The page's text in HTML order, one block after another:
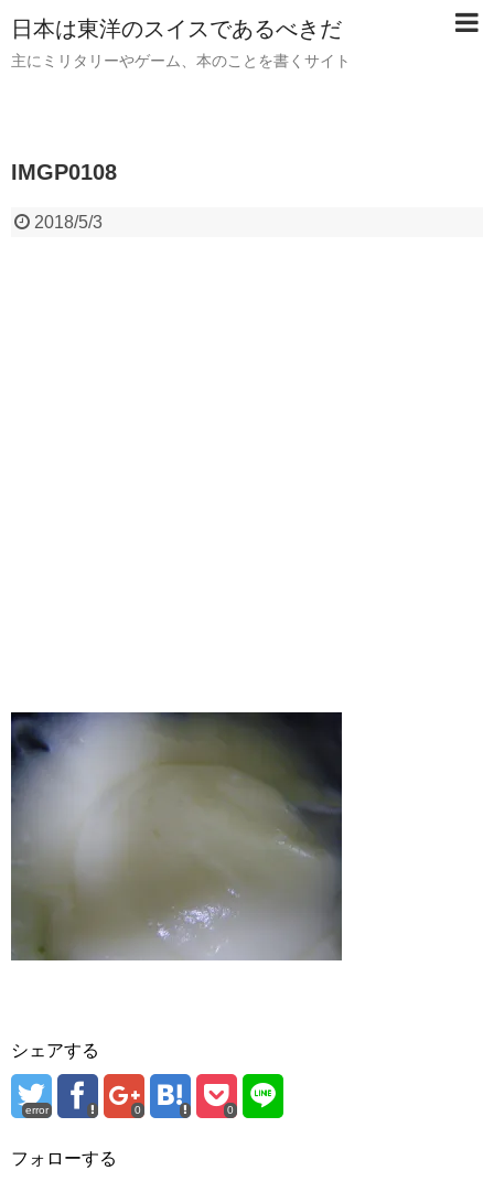
日本は東洋のスイスであるべきだ
主にミリタリーやゲーム、本のことを書くサイト
IMGP0108
2018/5/3
シェアする
error 0 0
フォローする